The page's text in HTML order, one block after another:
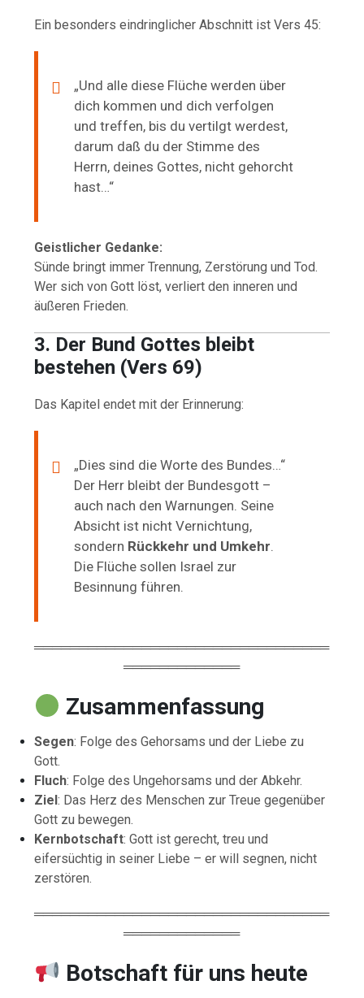
Ein besonders eindringlicher Abschnitt ist Vers 45:
„Und alle diese Flüche werden über
dich kommen und dich verfolgen
und treffen, bis du vertilgt werdest,
darum daß du der Stimme des
Herrn, deines Gottes, nicht gehorcht
hast…“
Geistlicher Gedanke:
Sünde bringt immer Trennung, Zerstörung und Tod.
Wer sich von Gott löst, verliert den inneren und
äußeren Frieden.
3. Der Bund Gottes bleibt
bestehen (Vers 69)
Das Kapitel endet mit der Erinnerung:
„Dies sind die Worte des Bundes…“
Der Herr bleibt der Bundesgott –
auch nach den Warnungen. Seine
Absicht ist nicht Vernichtung,
sondern Rückkehr und Umkehr.
Die Flüche sollen Israel zur
Besinnung führen.
═════════════════════════════════
═════════════
Zusammenfassung
Segen: Folge des Gehorsams und der Liebe zu
Gott.
Fluch: Folge des Ungehorsams und der Abkehr.
Ziel: Das Herz des Menschen zur Treue gegenüber
Gott zu bewegen.
Kernbotschaft: Gott ist gerecht, treu und
eifersüchtig in seiner Liebe – er will segnen, nicht
zerstören.
═════════════════════════════════
═════════════
Botschaft für uns heute